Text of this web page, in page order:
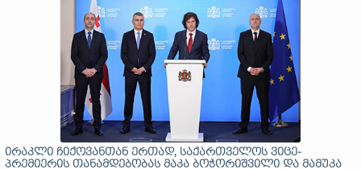
ირაკლი ჩიქოვანთან ერთად, საქართველოს ვიცე-
პრემიერის თანამდებობას მაკა ბოჭორიშვილი და მამუკა